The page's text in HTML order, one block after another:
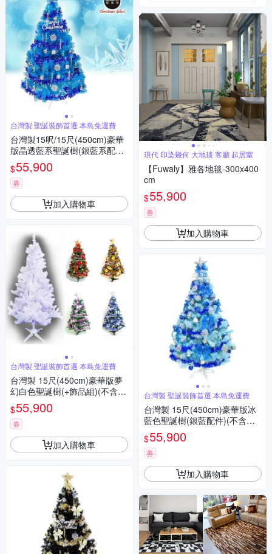
台灣製 聖誕裝飾首選 本島免運費
台灣製15呎/15尺(450cm)豪華
版晶透藍系聖誕樹(銀藍系配件
組)(不含燈) 本島免運費
$55,900
券
加入購物車
台灣製 聖誕裝飾首選 本島免運費
台灣製 15尺(450cm)豪華版夢
幻白色聖誕樹(+飾品組)(不含
燈) 本島免運費
$55,900
券
加入購物車
現代 印染幾何 大地毯 客廳 起居室
【Fuwaly】雅各地毯-300x400
cm
$55,900
券
加入購物車
台灣製 聖誕裝飾首選 本島免運費
台灣製 15尺(450cm)豪華版冰
藍色聖誕樹(銀藍配件)(不含燈)
本島免運費
$55,900
券
加入購物車